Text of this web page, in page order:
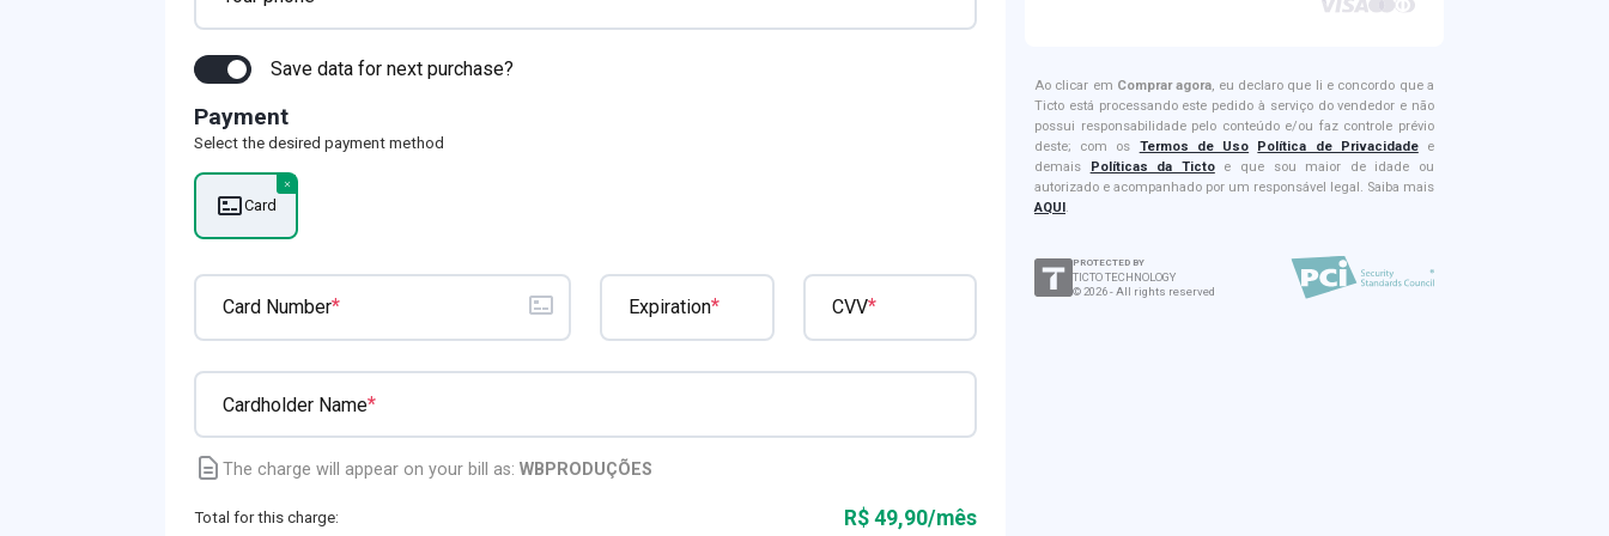
Save data for next purchase?
Payment
Select the desired payment method
Card
Card Number* Expiration* CVV*
Cardholder Name*
The charge will appear on your bill as: WBPRODUÇÕES
Total for this charge: R$ 49,90/mês
Ao clicar em Comprar agora, eu declaro que li e concordo que a
Ticto está processando este pedido à serviço do vendedor e não
possui responsabilidade pelo conteúdo e/ou faz controle prévio
deste; com os Termos de Uso Política de Privacidadee
demais
Políticas da Tictoe que sou maior de idade ou
autorizado e acompanhado por um responsável legal. Saiba mais
AQUI .
PROTECTED BY
TICTO TECHNOLOGY
©2026- All rights reserved